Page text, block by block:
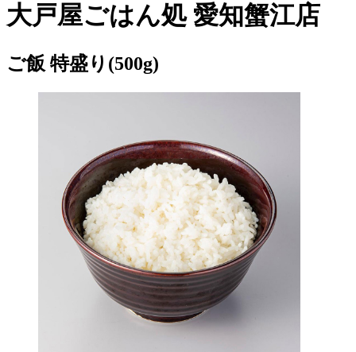
大戸屋ごはん処 愛知蟹江店
ご飯 特盛り(500g)